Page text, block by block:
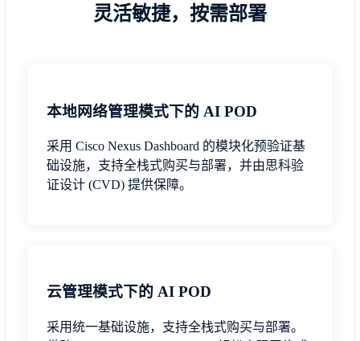
灵活敏捷，按需部署
本地网络管理模式下的 AI POD
采用 Cisco Nexus Dashboard 的模块化预验证基
础设施，支持全栈式购买与部署，并由思科验
证设计 (CVD) 提供保障。
云管理模式下的 AI POD
采用统一基础设施，支持全栈式购买与部署。